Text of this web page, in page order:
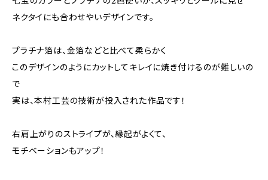
ネクタイにも合わせやいデザインです。
プラチナ箔は、金箔などと比べて柔らかく
このデザインのようにカットしてキレイに焼き付けるのが難しいの
で
実は、本村工芸の技術が投入された作品です！
右肩上がりのストライプが、縁起がよくて、
モチベーションもアップ！